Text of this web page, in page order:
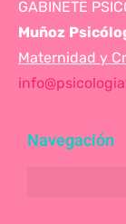
GABINETE
Muñoz
Maternidad y
Navegación